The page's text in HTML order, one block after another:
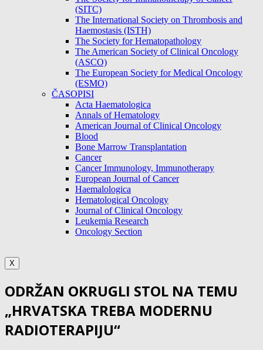
(SITC)
The International Society on Thrombosis and
Haemostasis (ISTH)
The Society for Hematopathology
The American Society of Clinical Oncology
(ASCO)
The European Society for Medical Oncology
(ESMO)
ČASOPISI
Acta Haematologica
Annals of Hematology
American Journal of Clinical Oncology
Blood
Bone Marrow Transplantation
Cancer
Cancer Immunology, Immunotherapy
European Journal of Cancer
Haemalologica
Hematological Oncology
Journal of Clinical Oncology
Leukemia Research
Oncology Section
X
ODRŽAN OKRUGLI STOL NA TEMU
„HRVATSKA TREBA MODERNU
RADIOTERAPIJU“